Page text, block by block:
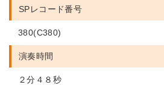
SPレコード番号
380(C380)
演奏時間
２分４８秒